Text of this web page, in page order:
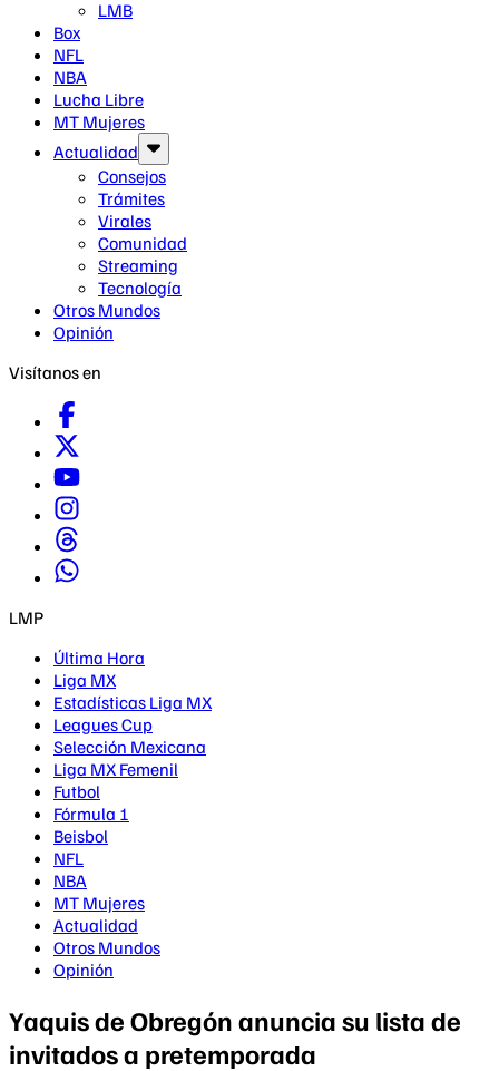
LMB
Box
NFL
NBA
Lucha Libre
MT Mujeres
Actualidad
Consejos
Trámites
Virales
Comunidad
Streaming
Tecnología
Otros Mundos
Opinión
Visítanos en
LMP
Última Hora
Liga MX
Estadísticas Liga MX
Leagues Cup
Selección Mexicana
Liga MX Femenil
Futbol
Fórmula 1
Beisbol
NFL
NBA
MT Mujeres
Actualidad
Otros Mundos
Opinión
Yaquis de Obregón anuncia su lista de
invitados a pretemporada